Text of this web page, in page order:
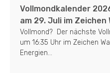
Vollmondkalender
am 29. Juli im Zeichen
Vollmond? Der nächste
um 16:35 Uhr im Zeichen
Energien...